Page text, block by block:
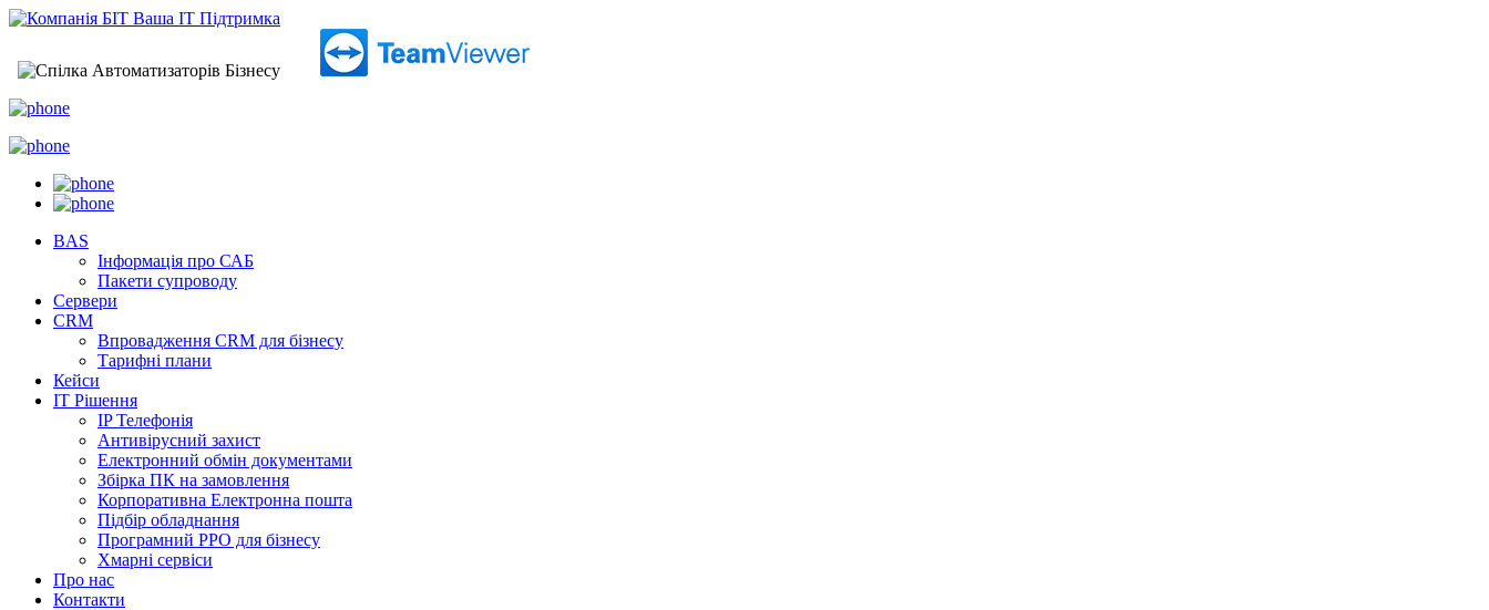
BAS
Інформація про САБ
Пакети супроводу
Сервери
CRM
Впровадження CRM для бізнесу
Тарифні плани
Кейси
ІТ Рішення
IP Телефонія
Антивірусний захист
Електронний обмін документами
Збірка ПК на замовлення
Корпоративна Електронна пошта
Підбір обладнання
Програмний РРО для бізнесу
Хмарні сервіси
Про нас
Контакти